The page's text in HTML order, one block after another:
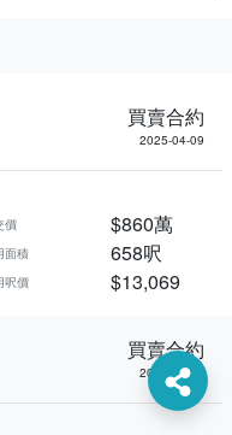
買賣合約
2025-04-09
價 $860萬
面積 658呎
呎價 $13,069
買賣合約
2025-04-07